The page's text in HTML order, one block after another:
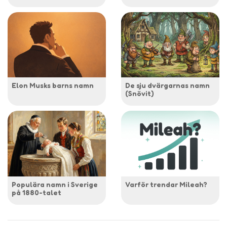
Elon Musks barns namn
De sju dvärgarnas namn
(Snövit)
Populära namn i Sverige
på 1880-talet
Varför trendar Mileah?